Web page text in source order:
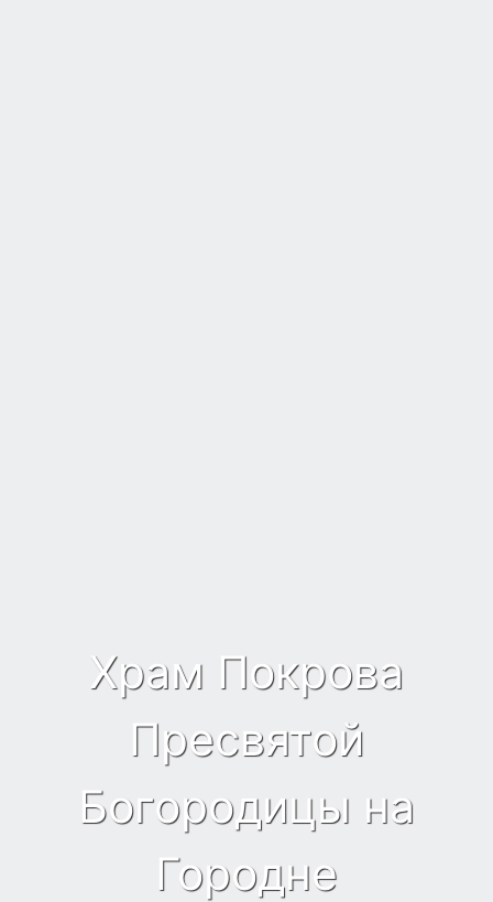
Храм Покрова
Пресвятой
Богородицы на
Городне